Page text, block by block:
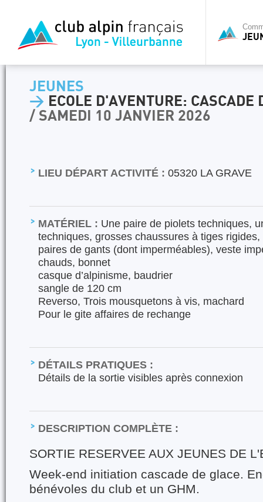
JEUNES
> ECOLE D'AVENTURE: CASCADE
/ SAMEDI 10 JANVIER 2026
LIEU DÉPART ACTIVITÉ : 05320 LA GRAVE
MATÉRIEL : Une paire de piolets techniques,
techniques, grosses chaussures à tiges
paires de gants (dont imperméables), veste
chauds, bonnet
casque d’alpinisme, baudrier
sangle de 120 cm
Reverso, Trois mousquetons à vis, machard
Pour le gite affaires de rechange
DÉTAILS PRATIQUES :
Détails de la sortie visibles après connexion
DESCRIPTION COMPLÈTE :
SORTIE RESERVEE AUX JEUNES DE
Week-end initiation cascade de glace.
bénévoles du club et un GHM.